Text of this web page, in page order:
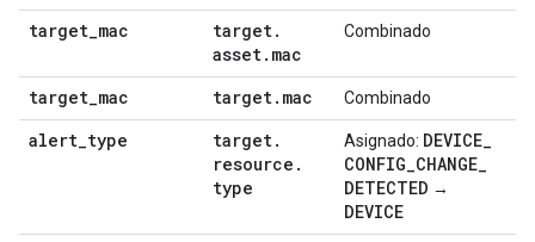
target_mac target.
asset. mac
Combinado
target_mac target. mac Combinado
alert_type target.
resource .
type
Asignado: DEVICE_
CONFIG_CHANGE_
DETECTED →
DEVICE